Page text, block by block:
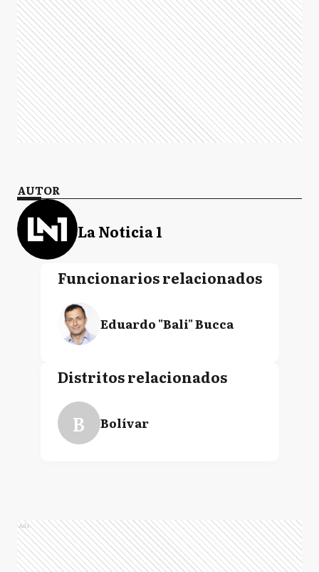
AUTOR
La Noticia 1
Funcionarios relacionados
Eduardo "Bali" Bucca
Distritos relacionados
B Bolívar
Ads